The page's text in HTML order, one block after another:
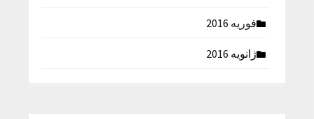
فوریه 2016
ژانویه 2016